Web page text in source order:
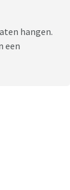
hangen.
een